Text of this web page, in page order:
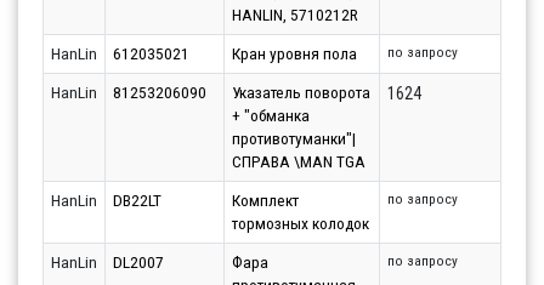
HANLIN, 5710212R
HanLin 612035021 Кран уровня пола по запросу
HanLin 81253206090
Указатель поворота
+ "обманка
противотуманки"|
СПРАВА \MAN TGA
1624
HanLin DB22LT
Комплект
тормозных колодок
по запросу
HanLin DL2007
Фара
по запросу